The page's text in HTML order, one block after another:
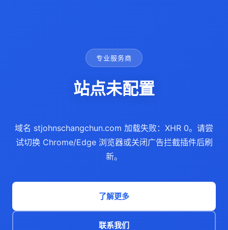
专业服务商
站点未配置
域名 stjohnschangchun.com 加载失败：XHR 0。请尝
试切换 Chrome/Edge 浏览器或关闭广告拦截插件后刷
新。
了解更多
联系我们